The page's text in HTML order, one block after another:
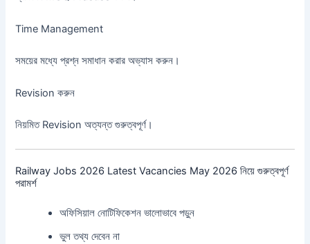
Time Management
সময়ের মধ্যে প্রশ্ন সমাধান করার অভ্যাস করুন।
Revision করুন
নিয়মিত Revision অত্যন্ত গুরুত্বপূর্ণ।
Railway Jobs 2026 Latest Vacancies May 2026 নিয়ে গুরুত্বপূর্ণ
পরামর্শ
অফিসিয়াল নোটিফিকেশন ভালোভাবে পড়ুন
ভুল তথ্য দেবেন না